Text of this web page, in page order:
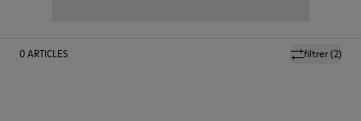
filtrer(2)
0ARTICLES